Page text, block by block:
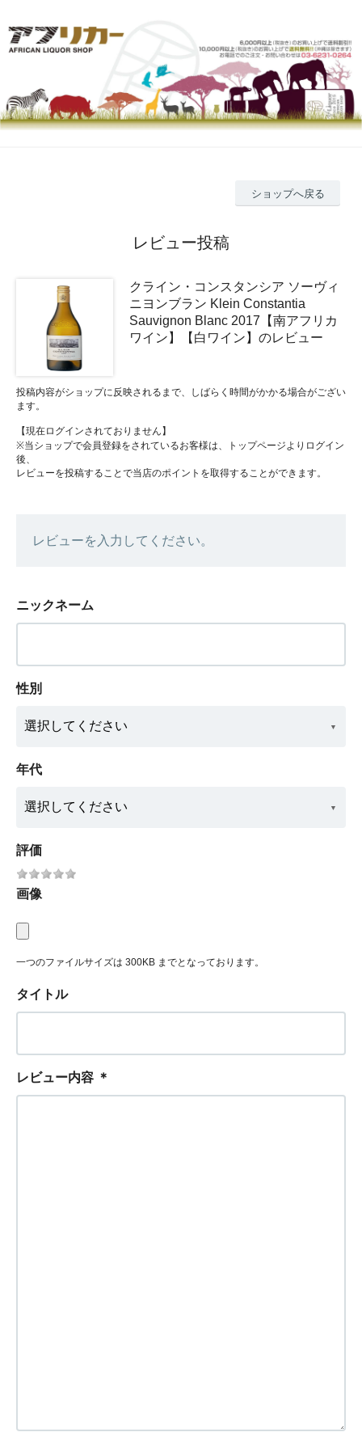
ショップへ戻る
レビュー投稿
クライン・コンスタンシア ソーヴィ
ニヨンブラン Klein Constantia
Sauvignon Blanc 2017【南アフリカ
ワイン】【白ワイン】のレビュー
投稿内容がショップに反映されるまで、しばらく時間がかかる場合がござい
ます。
【現在ログインされておりません】
※当ショップで会員登録をされているお客様は、トップページよりログイン
後、
レビューを投稿することで当店のポイントを取得することができます。
レビューを入力してください。
ニックネーム
性別
年代
評価
画像
一つのファイルサイズは 300KB までとなっております。
タイトル
レビュー内容 ＊